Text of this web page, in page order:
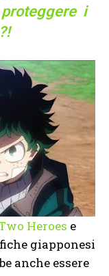
i
Heroes e
giapponesi
anche essere